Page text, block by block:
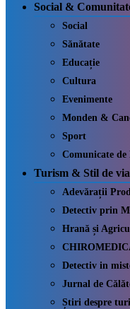
Social &
Social
Sănătate
Educație
Cultura
Evenimente
Monden &
Sport
Comunicate de
Turism & Stil de
Adevărații
Detectiv prin
Hrană și
Detectiv in
Jurnal de
Știri despre